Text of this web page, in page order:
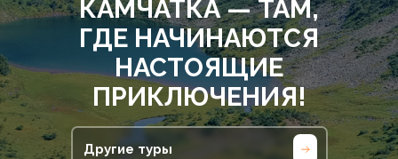
КАМЧАТКА — ТАМ,
ГДЕ НАЧИНАЮТСЯ
НАСТОЯЩИЕ
ПРИКЛЮЧЕНИЯ!
Другие туры